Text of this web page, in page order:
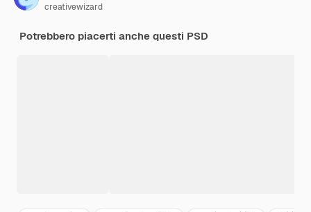
creativewizard
Potrebbero piacerti anche questi PSD